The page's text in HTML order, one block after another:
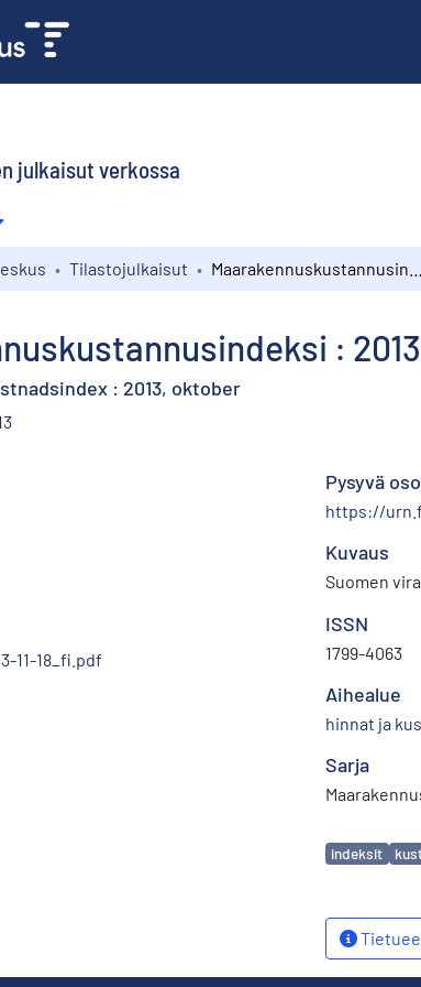
julkaisut verkossa
Tilastojulkaisut
:
: 2013, oktober
11-18_fi.pdf
Pysyvä
https://
Kuvaus
Suomen
ISSN
1799-4063
Aihealue
hinnat ja
Sarja
Avainsanat
indeksit